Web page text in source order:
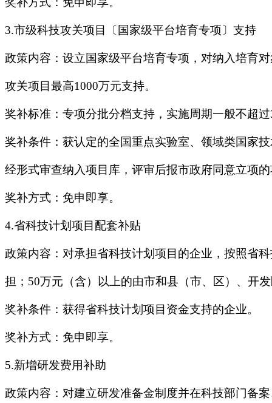
3.市级科技攻关项目〔国家级平台培育专项〕支持
政策内容：设立国家级平台培育专项，对纳入培育
攻关项目最高1000万元支持。
奖补标准：专项分批分档支持，实施周期一般不超
奖补条件：获认定的全国重点实验室、领域类国家
经形式审查纳入项目库，评审后报市政府同意立项
奖补方式：免申即享。
4.省科技计划项目配套补贴
政策内容：对承担省科技计划项目的企业，按照省
担；50万元（含）以上的由市和县（市、区）、开
奖补条件：获得省科技计划项目资金支持的企业。
奖补方式：免申即享。
5.新增研发费用补助
政策内容：对建立研发准备金制度并在科技部门备